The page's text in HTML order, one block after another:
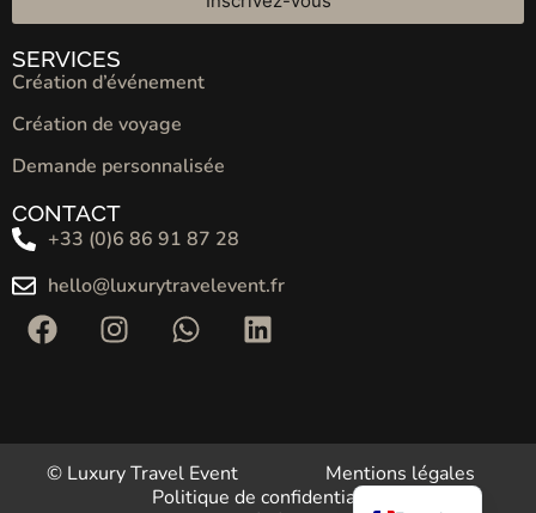
SERVICES
Création d’événement
Création de voyage
Demande personnalisée
CONTACT
+33 (0)6 86 91 87 28
hello@luxurytravelevent.fr
© Luxury Travel Event
Mentions légales
Politique de confidentialité
English